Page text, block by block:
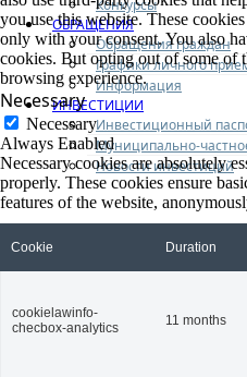
Конкурсы
ОБРАЩЕНИЯ
Обращения граждан
Графики личного
Информация
ИНВЕСТИЦИИ
Инвестиционный
Муниципально-
Новости инвестиций
you use this website. These
only with your consent. You also
cookies. But opting out of some of
browsing experience.
Necessary
Necessary
Always Enabled
Necessary cookies are absolutely
properly. These cookies ensure
features of the website,
Cookie Duration
cookielawinfo-
checbox-analytics
11 months